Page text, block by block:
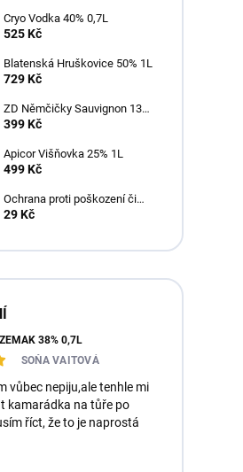
Cryo Vodka 40% 0,7L
525 Kč
Blatenská Hruškovice 50% 1L
729 Kč
ZD Němčičky Sauvignon 13%
2025 Bag in Box 3L - suché
399 Kč
Apicor Višňovka 25% 1L
499 Kč
Ochrana proti poškození či
ztrátě
29 Kč
38% 0,7L
SOŇA VAITOVÁ
vůbec nepiju,ale tenhle mi
kamarádka na tůře po
říct, že to je naprostá